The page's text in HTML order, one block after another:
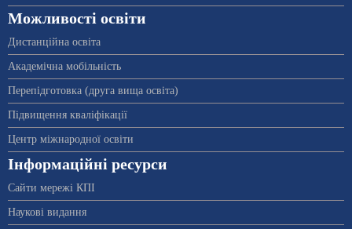
Можливості освіти
Дистанційна освіта
Академічна мобільність
Перепідготовка (друга вища освіта)
Підвищення кваліфікації
Центр міжнародної освіти
Інформаційні ресурси
Сайти мережі КПІ
Наукові видання